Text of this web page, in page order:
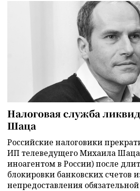
Налоговая служба
Шаца
Российские налоговики
ИП телеведущего Михаила
иноагентом в России) после
блокировки банковских счетов
непредоставления